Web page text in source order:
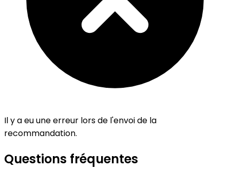
Il y a eu une erreur lors de l'envoi de la
recommandation.
Questions fréquentes